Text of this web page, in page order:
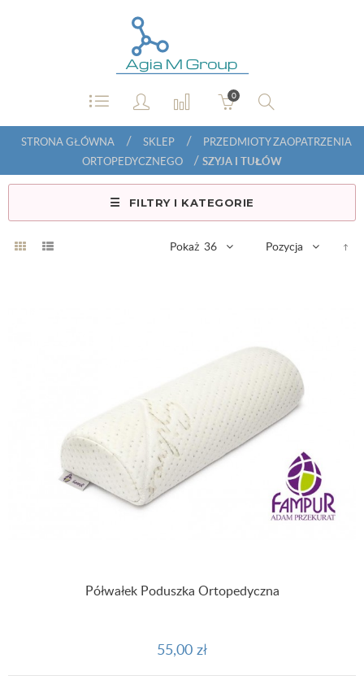
0
STRONA GŁÓWNA / SKLEP /
PRZEDMIOTY ZAOPATRZENIA
ORTOPEDYCZNEGO
/ SZYJA I TUŁÓW
FILTRY I KATEGORIE
Pozycja
Pokaż 36
Półwałek Poduszka Ortopedyczna
55,00 zł